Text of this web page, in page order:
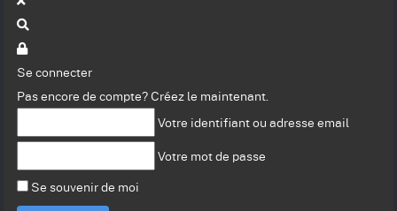
Se connecter
Pas encore de compte? Créez le maintenant.
Votre identifiant ou adresse email
Votre mot de passe
Se souvenir de moi